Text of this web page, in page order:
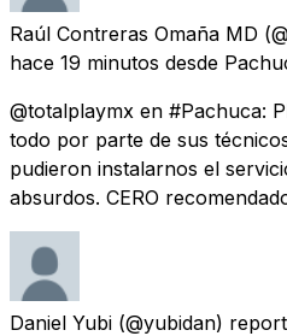
Raúl Contreras Omaña MD
hace 19 minutos desde
@totalplaymx en #Pachuca:
todo por parte de sus
pudieron instalarnos el
absurdos. CERO
Daniel Yubi (@yubidan)